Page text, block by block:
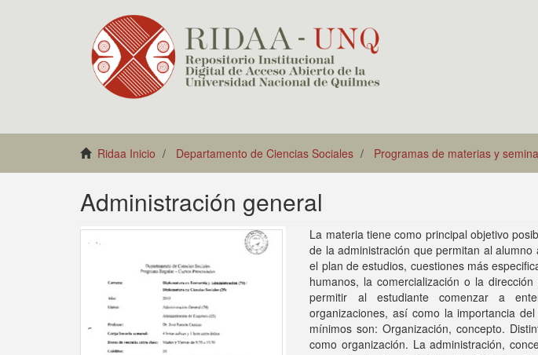
Ridaa Inicio Departamento de Ciencias Sociales Programas de materias y
Administración general
La materia tiene como principal objetivo
de la administración que permitan al
el plan de estudios, cuestiones más
humanos, la comercialización o la
permitir al estudiante comenzar a
organizaciones, así como la importancia
mínimos son: Organización, concepto.
como organización. La administración,